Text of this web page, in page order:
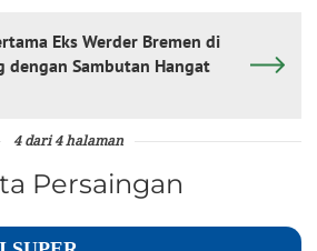
Eks Werder Bremen di
dengan Sambutan Hangat
4 dari 4 halaman
Persaingan